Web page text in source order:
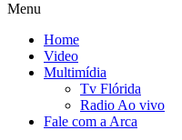
Menu
Home
Video
Multimídia
Tv Flórida
Radio Ao vivo
Fale com a Arca